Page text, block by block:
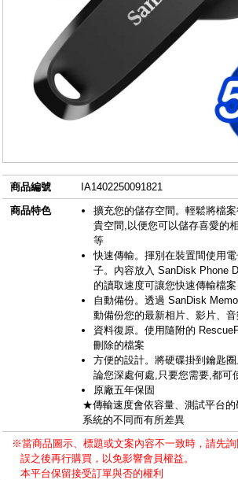
商品編號
IA1402250091821
商品特色
擴充您的儲存空間。輕鬆將檔
貴空間,以便您可以儲存喜愛的
等
快速傳輸。揮別在裝置間使用
子。內容放入 SanDisk Phone
的讀取速度可讓您快速傳輸檔案
自動備份。透過 SanDisk
動備份您的最新相片、影片、
資料復原。使用隨附的
刪除的檔案
方便的設計。將硬碟掛到鑰匙
論您深處何處,只要您需要,都可
原廠五年保固
★傳輸速度會依容量、測試平台
系統的不同而有所差異
※當商品圖示、標題或文案內容不一致時，請先
誤之後再行購買，以免影響會員權益。
本平台保留接受訂單與否的權利